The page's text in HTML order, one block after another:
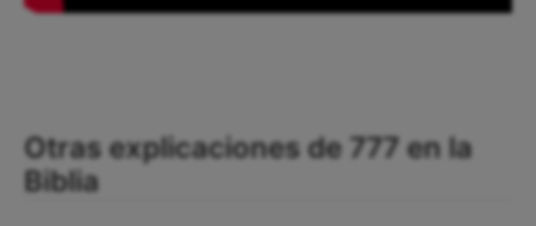
Otras explicaciones de 777 en la
Biblia